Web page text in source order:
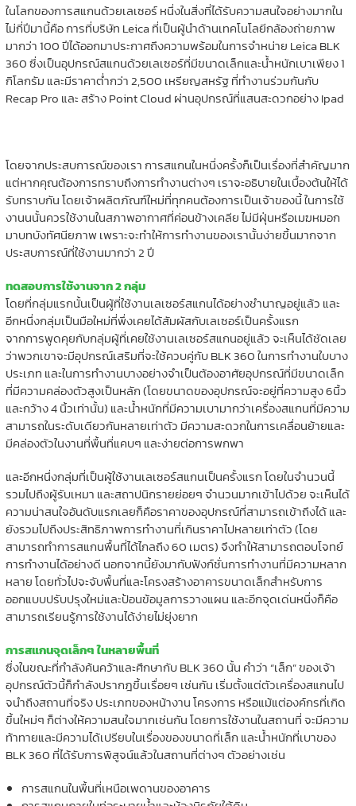
ในโลกของการสแกนด้วยเลเซอร์ หนึ่งในสิ่งที่ได้รับความสนใจอย่างมากใน
ไม่กี่ปีมานี้คือ การที่บริษัท Leica ที่เป็นผู้นำด้านเทคโนโลยีกล้องถ่ายภาพ
มากว่า 100 ปีได้ออกมาประกาศถึงความพร้อมในการจำหน่าย Leica BLK
360 ซึ่งเป็นอุปกรณ์สแกนด้วยเลเซอร์ที่มีขนาดเล็กและน้ำหนักเบาเพียง 1
กิโลกรัม และมีราคาต่ำกว่า 2,500 เหรียญสหรัฐ ที่ทำงานร่วมกันกับ
Recap Pro และ สร้าง Point Cloud ผ่านอุปกรณ์ที่แสนสะดวกอย่าง Ipad
โดยจากประสบการณ์ของเรา การสแกนในหนึ่งครั้งก็เป็นเรื่องที่สำคัญมาก
แต่หากคุณต้องการทราบถึงการทำงานต่างๆ เราจะอธิบายในเบื้องต้นให้ได้
รับทราบกัน โดยเจ้าผลิตภัณฑ์ใหม่ที่ทุกคนต้องการเป็นเจ้าของนี้ ในการใช้
งานนนั้นควรใช้งานในสภาพอากาศที่ค่อนข้างเคลีย ไม่มีฝุ่นหรือเมฆหมอก
มาบทบังทัศนียภาพ เพราะจะทำให้การทำงานของเรานั้นง่ายขึ้นมากจาก
ประสบการณ์ที่ใช้งานมากว่า 2 ปี
ทดสอบการใช้งานจาก 2 กลุ่ม
โดยที่กลุ่มแรกนั้นเป็นผู้ที่ใช้งานเลเซอร์สแกนได้อย่างชำนาญอยู่แล้ว และ
อีกหนึ่งกลุ่มเป็นมือใหม่ที่พึ่งเคยได้สัมผัสกับเลเซอร์เป็นครั้งแรก
จากการพูดคุยกับกลุ่มผู้ที่เคยใช้งานเลเซอร์สแกนอยู่แล้ว จะเห็นได้ชัดเลย
ว่าพวกเขาจะมีอุปกรณ์เสริมที่จะใช้ควบคู่กับ BLK 360 ในการทำงานใบบาง
ประเภท และในการทำงานบางอย่างจำเป็นต้องอาศัยอุปกรณ์ที่มีขนาดเล็ก
ที่มีความคล่องตัวสูงเป็นหลัก (โดยขนาดของอุปกรณ์จะอยู่ที่ความสูง 6นิ้ว
และกว้าง 4 นิ้วเท่านั้น) และน้ำหนักที่มีความเบามากว่าเครื่องสแกนที่มีความ
สามารถในระดับเดียวกันหลายเท่าตัว มีความสะดวกในการเคลื่อนย้ายและ
มีคล่องตัวในงานที่พื้นที่แคบๆ และง่ายต่อการพกพา
และอีกหนึ่งกลุ่มที่เป็นผู้ใช้งานเลเซอร์สแกนเป็นครั้งแรก โดยในจำนวนนี้
รวมไปถึงผู้รับเหมา และสถาปนิกรายย่อยๆ จำนวนมากเข้าไปด้วย จะเห็นได้
ความน่าสนใจอันดับแรกเลยก็คือราคาของอุปกรณ์ที่สามารถเข้าถึงได้ และ
ยังรวมไปถึงประสิทธิภาพการทำงานที่เกินราคาไปหลายเท่าตัว (โดย
สามารถทำการสแกนพื้นที่ได้ไกลถึง 60 เมตร) จึงทำให้สามารถตอบโจทย์
การทำงานได้อย่างดี นอกจากนี้ยังมากับฟังก์ชั่นการทำงานที่มีความหลาก
หลาย โดยทั่วไปจะจับพื้นที่และโครงสร้างอาคารขนาดเล็กสำหรับการ
ออกแบบปรับปรุงใหม่และป้อนข้อมูลการวางแผน และอีกจุดเด่นหนึ่งก็คือ
สามารถเรียนรู้การใช้งานได้ง่ายไม่ยุ่งยาก
การสแกนจุดเล็กๆ ในหลายพื้นที่
ซึ่งในขณะที่กำลังค้นคว้าและศึกษากับ BLK 360 นั้น คำว่า “เล็ก” ของเจ้า
อุปกรณ์ตัวนี้ก็กำลังปรากฎขึ้นเรื่อยๆ เช่นกัน เริ่มตั้งแต่ตัวเครื่องสแกนไป
จนำถึงสถานที่จริง ประเภทของหน้างาน โครงการ หรือแม้แต่องค์กรที่เกิด
ขึ้นใหม่ๆ ก็ต่างให้ความสนใจมากเช่นกัน โดยการใช้งานในสถานที่ จะมีความ
ท้าทายและมีความได้เปรียบในเรื่องของขนาดที่เล็ก และน้ำหนักที่เบาของ
BLK 360 ที่ได้รับการพิสูจน์แล้วในสถานที่ต่างๆ ตัวอย่างเช่น
การสแกนในพื้นที่เหนือเพดานของอาคาร